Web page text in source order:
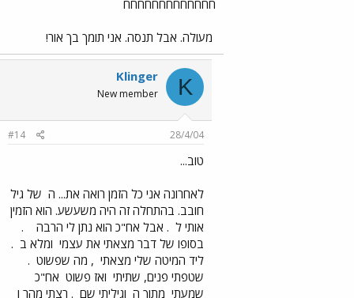
חחחחחחחחחחחחח
מעולה. אבל תנסה. אני תומך בך אור!
K
Klinger
New member
28/4/04
#14
טוב...
לאחרונה אני כל הזמן רואה את... ה של גיל
חובב. בהתחלה זה היה משעשע. הוא הזמין
אותי ל . אבל אח"כ הוא נתן לי הרבה
.
בסופו של דבר מצאתי את עצמי ומלא ב .
ליד המיטה שלי מצאתי , מה שפשוט .
שטפתי פנים, שתיתי ואז פשוט אח"כ
שמעתי מתוך ה וגיליתי שם . רצתי מהר ו